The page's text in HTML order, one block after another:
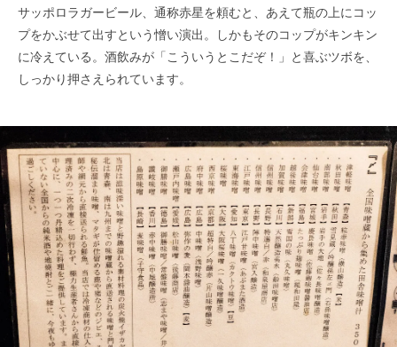
サッポロラガービール、通称赤星を頼むと、あえて瓶の上にコッ
プをかぶせて出すという憎い演出。しかもそのコップがキンキン
に冷えている。酒飲みが「こういうとこだぞ！」と喜ぶツボを、
しっかり押さえられています。